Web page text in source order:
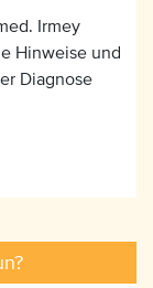
Irmey
Hinweise und
Diagnose